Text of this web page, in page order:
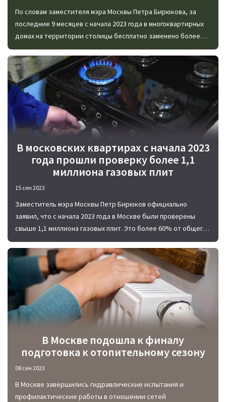
По словам заместителя мэра Москвы Петра Бирюкова, за
последние 9 месяцев с начала 2023 года в многоквартирных
домах на территории столицы бесплатно заменено более
130 тысяч счетчиков электрической энергии.
В московских квартирах с начала 2023
года прошли проверку более 1,1
миллиона газовых плит
15 сен 2023
Заместитель мэра Москвы Петр Бирюков официально
заявил, что с начала 2023 года в Москве были проверены
свыше 1,1 миллиона газовых плит. Это более 60% от общего
их количества по столице.
В Москве подошла к финалу
подготовка к отопительному сезону
08 сен 2023
В Москве завершились гидравлические испытания и
профилактические работы в отношении сетей